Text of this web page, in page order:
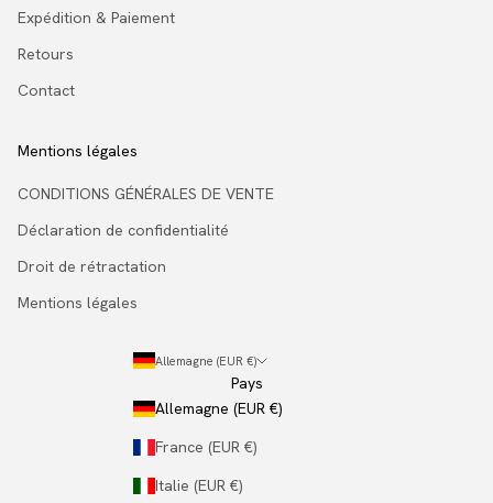
Expédition & Paiement
Retours
Contact
Mentions légales
CONDITIONS GÉNÉRALES DE VENTE
Déclaration de confidentialité
Droit de rétractation
Mentions légales
Allemagne (EUR €)
Pays
Allemagne (EUR €)
France (EUR €)
Italie (EUR €)